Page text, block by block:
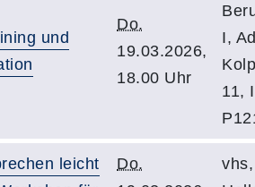
und
Do.
19.03.2026,
18.00 Uhr
I,
11,
leicht
Do.